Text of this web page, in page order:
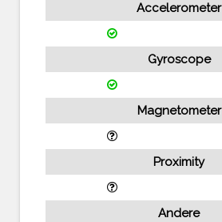
Accelerometer
Gyroscope
Magnetometer
Proximity
Andere